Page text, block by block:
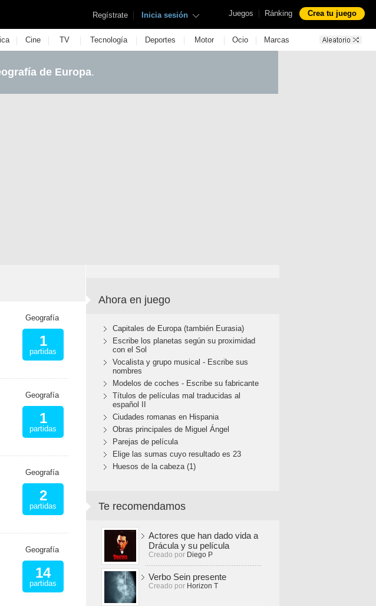
Juegos | Ránking Crea tu juego
Regístrate | Inicia sesión
| Cine | TV | Tecnología | Deportes | Motor | Ocio | Marcas
de Europa.
Geografía
1
partidas
Geografía
1
partidas
Geografía
2
partidas
Geografía
14
partidas
Ahora en juego
Capitales de Europa (también Eurasia)
Escribe los planetas según su proximidad
con el Sol
Vocalista y grupo musical - Escribe sus
nombres
Modelos de coches - Escribe su fabricante
Títulos de películas mal traducidas al
español II
Ciudades romanas en Hispania
Obras principales de Miguel Ángel
Parejas de película
Elige las sumas cuyo resultado es 23
Huesos de la cabeza (1)
Te recomendamos
Actores que han dado vida a
Drácula y su película
Creado por Diego P
Verbo Sein presente
Creado por Horizon T